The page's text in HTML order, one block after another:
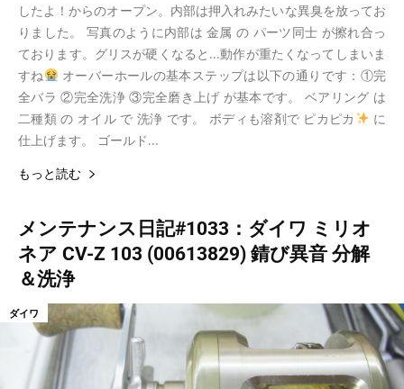
したよ！からのオープン。内部は押入れみたいな異臭を放ってお
りました。 写真のように内部は 金属 の パーツ同士 が擦れ合っ
ております。グリスが硬くなると...動作が重たくなってしまいま
すね
オーバーホールの基本ステップは以下の通りです：①完
全バラ ②完全洗浄 ③完全磨き上げ が基本です。 ベアリング は
二種類 の オイル で 洗浄 です。 ボディも溶剤で ピカピカ
に
仕上げます。 ゴールド...
もっと読む
メンテナンス日記#1033：ダイワ ミリオ
ネア CV-Z 103 (00613829) 錆び異音 分解
＆洗浄
ダイワ